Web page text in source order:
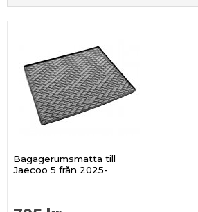
Bagagerumsmatta till
Jaecoo 5 från 2025-